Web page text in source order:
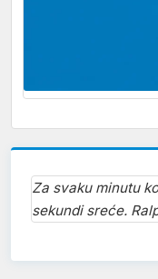
Za svaku minutu
sekundi sreće.